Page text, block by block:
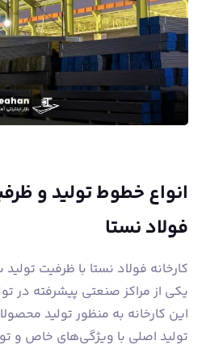
انواع خطوط تولید و
فولاد نستا
یکی از مراکز صنعتی پیشرفته در
این کارخانه به منظور تولید
تولید اصلی با ویژگی‌های خاص و